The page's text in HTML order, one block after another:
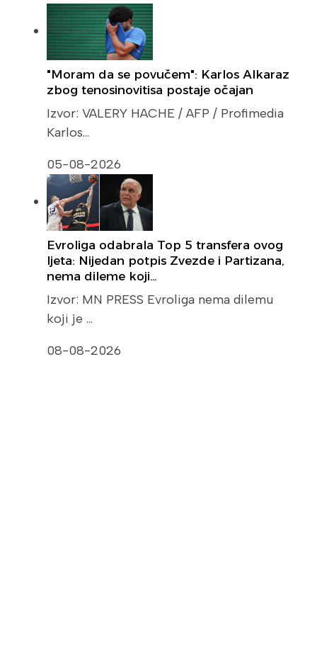
"Moram da se povučem": Karlos Alkaraz
zbog tenosinovitisa postaje očajan
Izvor: VALERY HACHE / AFP / Profimedia
Karlos…
05-08-2026
Evroliga odabrala Top 5 transfera ovog
ljeta: Nijedan potpis Zvezde i Partizana,
nema dileme koji…
Izvor: MN PRESS Evroliga nema dilemu
koji je …
08-08-2026